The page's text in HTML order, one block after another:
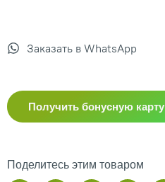
Заказать в WhatsApp
Получить бонусную карту
Поделитесь этим товаром